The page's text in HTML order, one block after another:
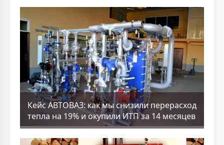
Кейс АВТОВАЗ: как мы снизили перерасход
тепла на 19% и окупили ИТП за 14 месяцев